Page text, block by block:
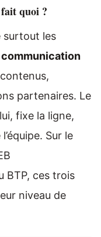
quoi ?
surtout les
partenaires. Le
fixe la ligne,
Sur le
BTP, ces trois
niveau de